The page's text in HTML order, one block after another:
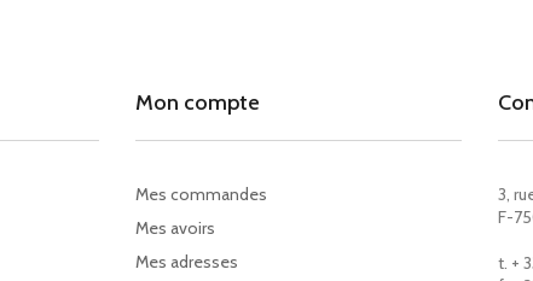
Mon compte
Mes commandes
Mes avoirs
Mes adresses
3,
F-
t. +